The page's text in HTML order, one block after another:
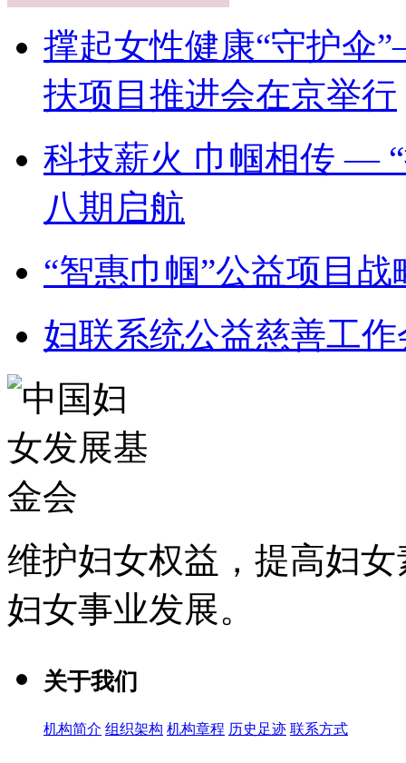
撑起女性健康“守护伞
扶项目推进会在京举行
科技薪火 巾帼相传 —
八期启航
“智惠巾帼”公益项目
妇联系统公益慈善工
维护妇女权益，提高妇
妇女事业发展。
关于我们
机构简介 组织架构 机构章程 历史足迹 联系方式